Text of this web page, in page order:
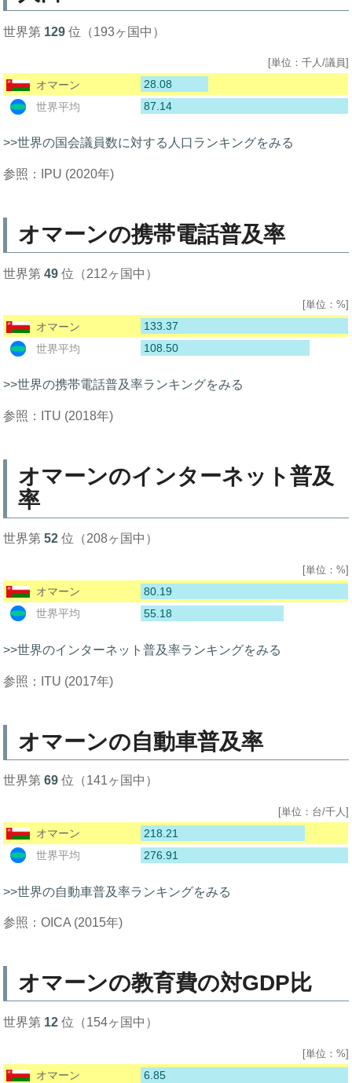
世界第 129 位（193ヶ国中）
[単位：千人/議員]
オマーン
28.08
世界平均
87.14
>>世界の国会議員数に対する人口ランキングをみる
参照：IPU (2020年)
オマーンの携帯電話普及率
世界第49 位（212ヶ国中）
[単位：%]
オマーン
133.37
世界平均
108.50
>>世界の携帯電話普及率ランキングをみる
参照：ITU (2018年)
オマーンのインターネット普及
率
世界第52 位（208ヶ国中）
[単位：%]
オマーン
80.19
世界平均
55.18
>>世界のインターネット普及率ランキングをみる
参照：ITU (2017年)
オマーンの自動車普及率
世界第69 位（141ヶ国中）
[単位：台/千人]
オマーン
218.21
世界平均
276.91
>>世界の自動車普及率ランキングをみる
参照：OICA (2015年)
オマーンの教育費の対GDP比
世界第 12 位（154ヶ国中）
[単位：%]
オマーン
6.85